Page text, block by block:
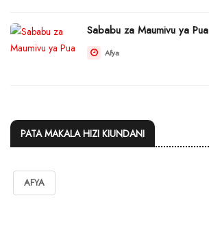
Sababu za Maumivu ya Pua
Afya
PATA MAKALA HIZI KIUNDANI
AFYA